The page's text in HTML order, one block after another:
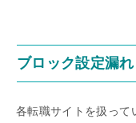
ブロック設定漏れ
各転職サイトを扱って